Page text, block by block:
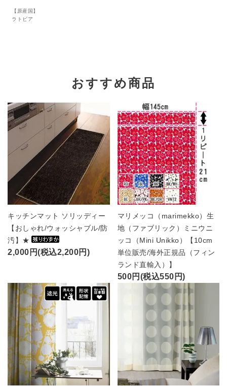
【原産国】
ラトビア
おすすめ商品
キッチンマット ソリッディー
【おしゃれ/ウォッシャブル/防
汚】★
2,000円(税込2,200円)
マリメッコ（marimekko）生
地（ファブリック）ミニウニ
ッコ（Mini Unikko）【10cm
単位販売/海外正規品（フィン
ランド直輸入）】
500円(税込550円)